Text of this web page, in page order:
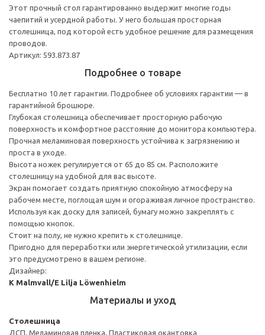
Этот прочный стол гарантированно выдержит многие годы
чаепитий и усердной работы. У него большая просторная
столешница, под которой есть удобное решение для размещения
проводов.
Артикул: 593.873.87
Подробнее о товаре
Бесплатно 10 лет гарантии. Подробнее об условиях гарантии — в
гарантийной брошюре.
Глубокая столешница обеспечивает просторную рабочую
поверхность и комфортное расстояние до монитора компьютера.
Прочная меламиновая поверхность устойчива к загрязнению и
проста в уходе.
Высота ножек регулируется от 65 до 85 см. Расположите
столешницу на удобной для вас высоте.
Экран помогает создать приятную спокойную атмосферу на
рабочем месте, поглощая шум и огораживая личное пространство.
Используя как доску для записей, бумагу можно закреплять с
помощью кнопок.
Стоит на полу, не нужно крепить к столешнице.
Пригодно для переработки или энергетической утилизации, если
это предусмотрено в вашем регионе.
Дизайнер:
K Malmvall/E Lilja Löwenhielm
Материалы и уход
Столешница
ДСП, Меламиновая пленка, Пластиковая окантовка